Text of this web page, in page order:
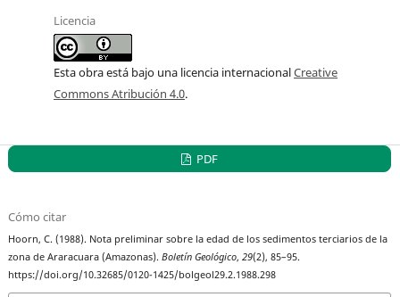
Licencia
Esta obra está bajo una licencia internacionalCreative
Commons Atribución 4.0.
PDF
Cómo citar
Hoorn, C. (1988). Nota preliminar sobre la edad de los sedimentos terciarios de la
zona de Araracuara (Amazonas).Boletín Geológico,29(2), 85–95.
https://doi.org/10.32685/0120-1425/bolgeol29.2.1988.298